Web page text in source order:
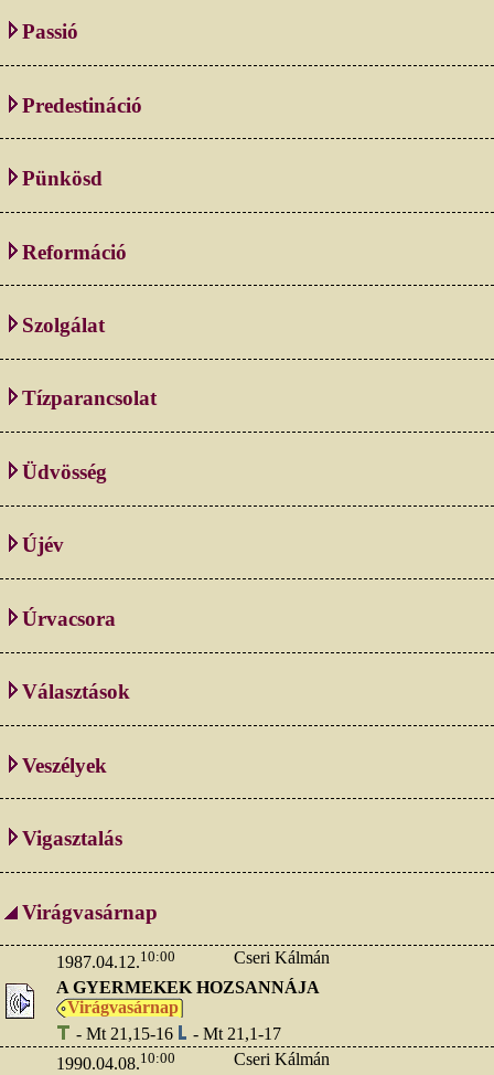
Passió
Predestináció
Pünkösd
Reformáció
Szolgálat
Tízparancsolat
Üdvösség
Újév
Úrvacsora
Választások
Veszélyek
Vigasztalás
Virágvasárnap
1987.04.12.10:00
Cseri Kálmán
A GYERMEKEK HOZSANNÁJA
Virágvasárnap
- Mt 21,15-16
- Mt 21,1-17
1990.04.08.10:00
Cseri Kálmán